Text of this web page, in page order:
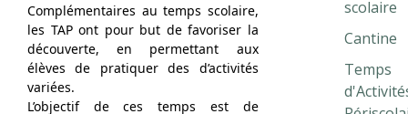
Complémentaires au temps scolaire,
les TAP ont pour but de favoriser la
découverte, en permettant aux
élèves de pratiquer des d’activités
variées.
L’objectif de ces temps est de
scolaire
Cantine
Temps